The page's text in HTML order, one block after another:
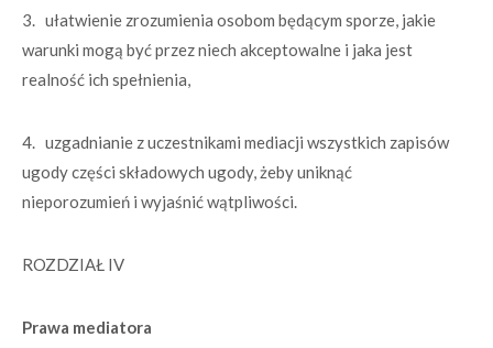
3. ułatwienie zrozumienia osobom będącym sporze, jakie
warunki mogą być przez niech akceptowalne i jaka jest
realność ich spełnienia,
4. uzgadnianie z uczestnikami mediacji wszystkich zapisów
ugody części składowych ugody, żeby uniknąć
nieporozumień i wyjaśnić wątpliwości.
ROZDZIAŁ IV
Prawa mediatora